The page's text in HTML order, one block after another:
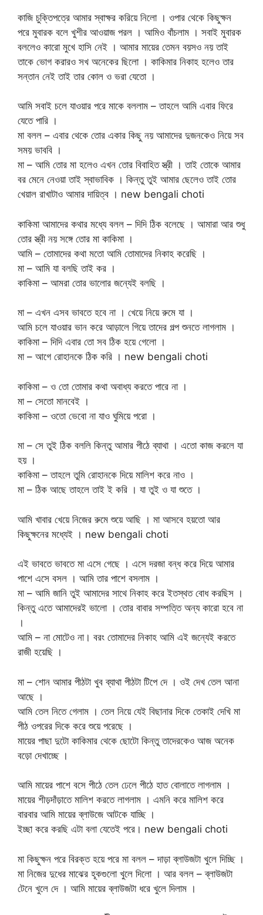
কাজি চুক্তিপত্রে আমার স্বাক্ষর করিয়ে নিলো । ওপার থেকে কিছুক্ষন
পরে মুবারক বলে খুশীর আওয়াজ পরল । আমিও বাঁচলাম । সবাই মুবারক
বললেও কারো মুখে হাসি নেই । আমার মায়ের তেমন বয়সও নয় তাই
তাকে ভোগ করারও সখ অনেকের ছিলো । কাকিমার নিকাহ হলেও তার
সন্তান নেই তাই তার কোল ও ভরা যেতো ।
আমি সবাই চলে যাওয়ার পরে মাকে বললাম – তাহলে আমি এবার ফিরে
যেতে পারি ।
মা বলল – এবার থেকে তোর একার কিছু নয় আমাদের দুজনকেও নিয়ে সব
সময় ভাববি ।
মা – আমি তোর মা হলেও এখন তোর বিবাহিত স্ত্রী । তাই তোকে আমার
বর মেনে নেওয়া তাই স্বাভাবিক । কিন্তু তুই আমার ছেলেও তাই তোর
খেয়াল রাখাটাও আমার দায়িত্ব । new bengali choti
কাকিমা আমাদের কথার মধ্যে বলল – দিদি ঠিক বলেছে । আমারা আর শুধু
তোর স্ত্রী নয় সঙ্গে তোর মা কাকিমা ।
আমি – তোমাদের কথা মতো আমি তোমাদের নিকাহ করেছি ।
মা – আমি যা বলছি তাই কর ।
কাকিমা – আমরা তোর ভালোর জন্যেই বলছি ।
মা – এখন এসব ভাবতে হবে না । খেয়ে নিয়ে রুমে যা ।
আমি চলে যাওয়ার ভান করে আড়ালে গিয়ে তাদের গল্প শুনতে লাগলাম ।
কাকিমা – দিদি এবার তো সব ঠিক হয়ে গেলো ।
মা – আগে রোহানকে ঠিক করি । new bengali choti
কাকিমা – ও তো তোমার কথা অবাধ্য করতে পারে না ।
মা – সেতো মানবেই ।
কাকিমা – ওতো ভেবো না যাও ঘুমিয়ে পরো ।
মা – সে তুই ঠিক বললি কিন্তু আমার পীঠে ব্যাথা । এতো কাজ করলে যা
হয় ।
কাকিমা – তাহলে তুমি রোহানকে দিয়ে মালিশ করে নাও ।
মা – ঠিক আছে তাহলে তাই ই করি । যা তুই ও যা শুতে ।
আমি খাবার খেয়ে নিজের রুমে শুয়ে আছি । মা আসবে হয়তো আর
কিছুক্ষনের মধ্যেই । new bengali choti
এই ভাবতে ভাবতে মা এসে গেছে । এসে দরজা বন্ধ করে দিয়ে আমার
পাশে এসে বসল । আমি তার পাশে বসলাম ।
মা – আমি জানি তুই আমাদের সাথে নিকাহ করে ইতস্থত বোধ করছিস ।
কিন্তু এতে আমাদেরই ভালো । তোর বাবার সম্পত্তি অন্য কারো হবে না
।
আমি – না মোটেও না। বরং তোমাদের নিকাহ আমি এই জন্যেই করতে
রাজী হয়েছি ।
মা – শোন আমার পীঠটা খুব ব্যাথা পীঠটা টিপে দে । ওই দেখ তেল আনা
আছে ।
আমি তেল নিতে গেলাম । তেল নিয়ে যেই বিছানার দিকে তেকাই দেখি মা
পীঠ ওপরের দিকে করে শুয়ে পরেছে ।
মায়ের পাছা দুটো কাকিমার থেকে ছোটো কিন্তু তাদেরকেও আজ অনেক
বড়ো দেখাচ্ছে ।
আমি মায়ের পাশে বসে পীঠে তেল ঢেলে পীঠে হাত বোলাতে লাগলাম ।
মায়ের শীড়দাঁড়াতে মালিশ করতে লাগলাম । এমনি করে মালিশ করে
বারবার আমি মায়ের ব্লাউজে আটকে যাচ্ছি ।
ইচ্ছা করে করছি এটা বলা যেতেই পরে। new bengali choti
মা কিছুক্ষন পরে বিরক্ত হয়ে পরে মা বলল – দাড়া ব্লাউজটা খুলে দিচ্ছি ।
মা নিজের দুধের মাঝের হূকগুলো খুলে দিলো । আর বলল – ব্লাউজটা
টেনে খুলে দে । আমি মায়ের ব্লাউজটা ধরে খুলে দিলাম ।